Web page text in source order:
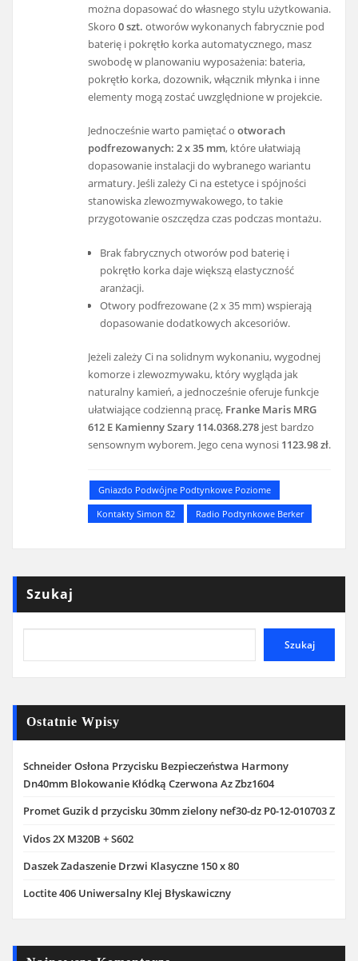
można dopasować do własnego stylu użytkowania.
Skoro0 szt. otworów wykonanych fabrycznie pod
baterię i pokrętło korka automatycznego, masz
swobodę w planowaniu wyposażenia: bateria,
pokrętło korka, dozownik, włącznik młynka i inne
elementy mogą zostać uwzględnione w projekcie.
Jednocześnie warto pamiętać ootworach
podfrezowanych: 2 x 35 mm, które ułatwiają
dopasowanie instalacji do wybranego wariantu
armatury. Jeśli zależy Ci na estetyce i spójności
stanowiska zlewozmywakowego, to takie
przygotowanie oszczędza czas podczas montażu.
Brak fabrycznych otworów pod baterię i
pokrętło korka daje większą elastyczność
aranżacji.
Otwory podfrezowane (2 x 35 mm) wspierają
dopasowanie dodatkowych akcesoriów.
Jeżeli zależy Ci na solidnym wykonaniu, wygodnej
komorze i zlewozmywaku, który wygląda jak
naturalny kamień, a jednocześnie oferuje funkcje
ułatwiające codzienną pracę, Franke Maris MRG
612 E Kamienny Szary 114.0368.278 jest bardzo
sensownym wyborem. Jego cena wynosi 1123.98 zł.
Gniazdo Podwójne Podtynkowe Poziome
Kontakty Simon 82
Radio Podtynkowe Berker
Szukaj
Szukaj
Ostatnie Wpisy
Schneider Osłona Przycisku Bezpieczeństwa Harmony
Dn40mm Blokowanie Kłódką Czerwona Az Zbz1604
Promet Guzik d przycisku 30mm zielony nef30-dz P0-12-010703 Z
Vidos 2X M320B + S602
Daszek Zadaszenie Drzwi Klasyczne 150 x 80
Loctite 406 Uniwersalny Klej Błyskawiczny